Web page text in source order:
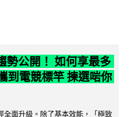
勢公開！ 如何享最多
電競標竿 揀選啱你
面升級。除了基本效能，「極致